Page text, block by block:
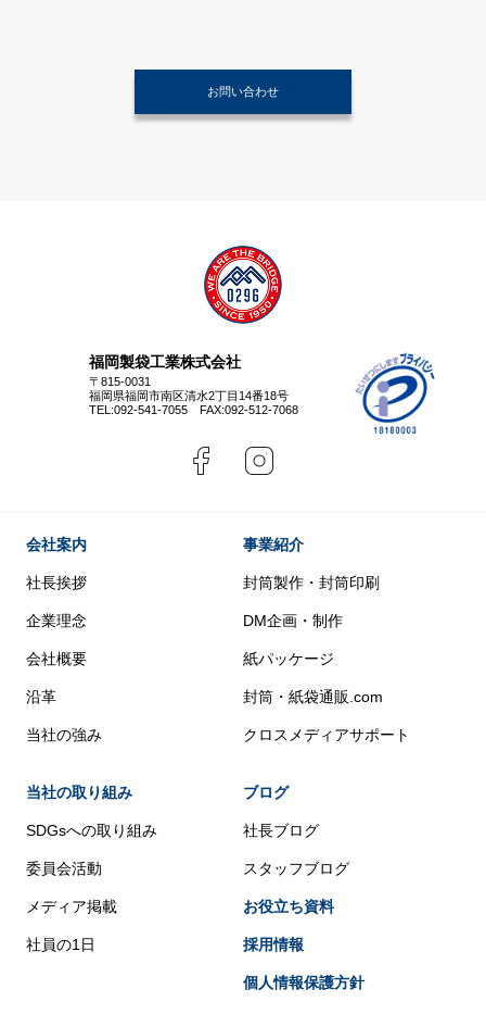
お問い合わせ
福岡製袋工業株式会社
〒815-0031
福岡県福岡市南区清水2丁目14番18号
TEL:092-541-7055FAX:092-512-7068
会社案内
社長挨拶
企業理念
会社概要
沿革
当社の強み
事業紹介
封筒製作・封筒印刷
DM企画・制作
紙パッケージ
封筒・紙袋通販.com
クロスメディアサポート
当社の取り組み
SDGsへの取り組み
委員会活動
メディア掲載
社員の1日
ブログ
社長ブログ
スタッフブログ
お役立ち資料
採用情報
個人情報保護方針